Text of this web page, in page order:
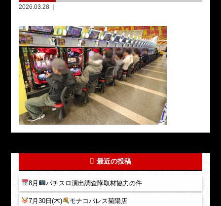
2026.03.28 ｜
最近の投稿
8月 パチスロ演出調査隊取材協力の件
7月30日(木) モナコパレス菊陽店